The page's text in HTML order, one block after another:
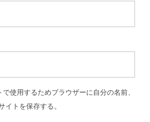
使用するためブラウザーに自分の名前、
イトを保存する。